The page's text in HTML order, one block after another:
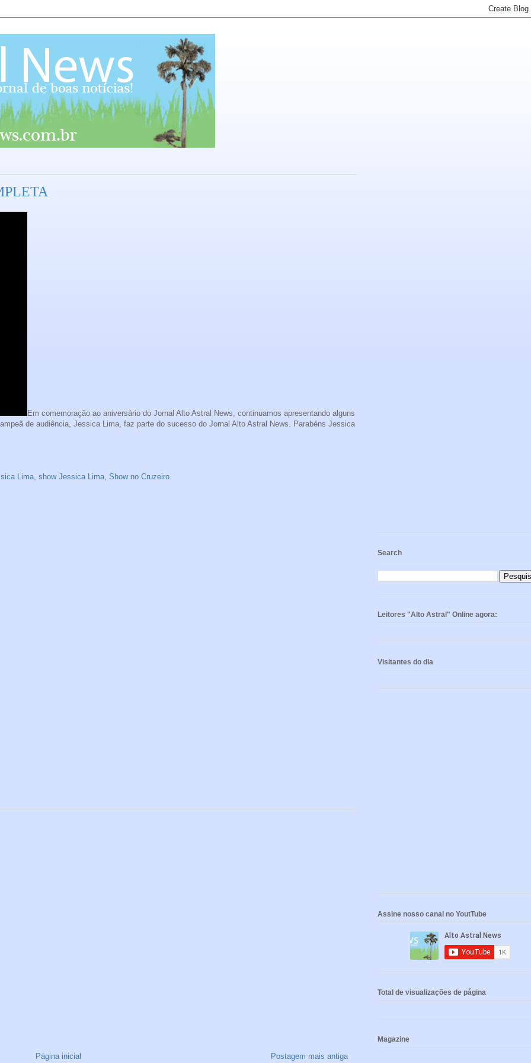
Em comemoração ao aniversário do Jornal Alto Astral News, continuamos apresentando alguns
de audiência, Jessica Lima, faz parte do sucesso do Jornal Alto Astral News. Parabéns Jessica
Lima show Jessica Lima Show no Cruzeiro.
Postagem mais antiga
Página inicial
Search
Leitores "Alto Astral" Online agora:
Visitantes do dia
Assine nosso canal no YoutTube
Total de visualizações de página
Magazine